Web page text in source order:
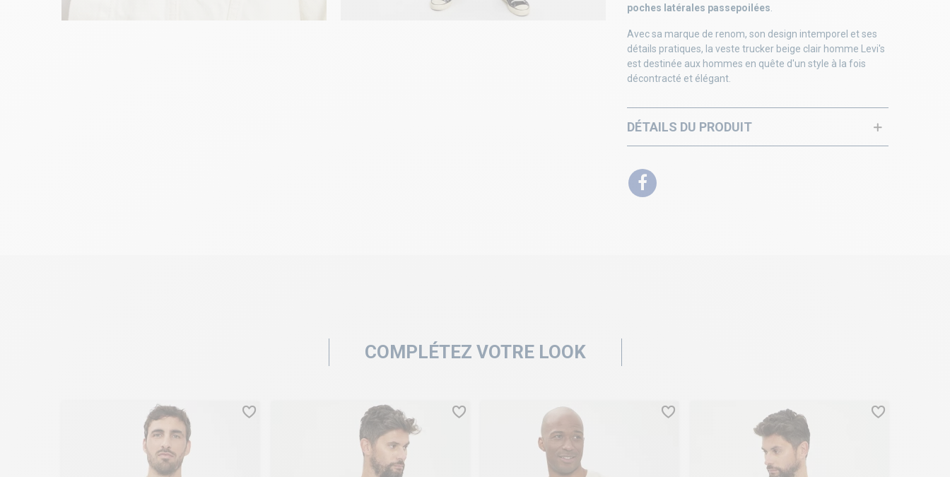
poches latérales passepoilées.
Avec sa marque de renom, son design intemporel et ses
détails pratiques, la veste trucker beige clair homme Levi's
est destinée aux hommes en quête d'un style à la fois
décontracté et élégant.
DÉTAILS DU PRODUIT
COMPLÉTEZ VOTRE LOOK